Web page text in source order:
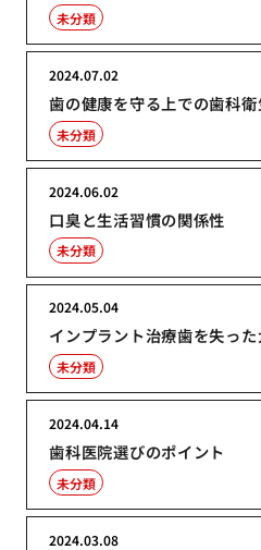
未分類
歯の健康を守る上での歯科
2024.07.02
未分類
口臭と生活習慣の関係性
2024.06.02
未分類
インプラント治療歯を失っ
2024.05.04
未分類
歯科医院選びのポイント
2024.04.14
未分類
2024.03.08